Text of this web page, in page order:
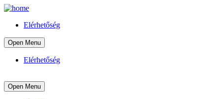
Elérhetőség
Open Menu
Elérhetőség
Open Menu